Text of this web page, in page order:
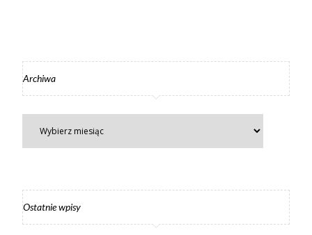
Archiwa
Ostatnie wpisy